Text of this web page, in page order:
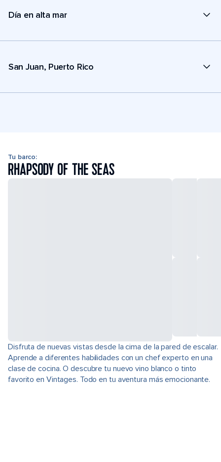
Día en alta mar
San Juan, Puerto Rico
Tu barco:
RHAPSODY OF THE SEAS
Disfruta de nuevas vistas desde la cima de la pared de escalar.
Aprende a diferentes habilidades con un chef experto en una
clase de cocina. O descubre tu nuevo vino blanco o tinto
favorito en Vintages. Todo en tu aventura más emocionante.